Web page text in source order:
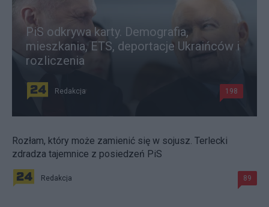
PiS odkrywa karty. Demografia,
mieszkania, ETS, deportacje Ukraińców i
rozliczenia
Redakcja 198
Rozłam, który może zamienić się w sojusz. Terlecki
zdradza tajemnice z posiedzeń PiS
Redakcja 89